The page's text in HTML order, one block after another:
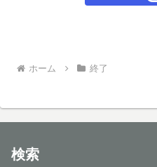
ホーム 終了
検索